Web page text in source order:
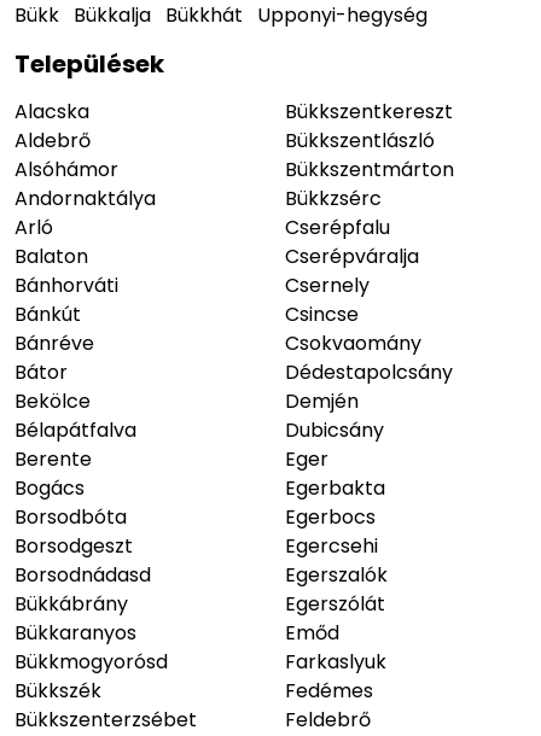
Bükk Bükkalja Bükkhát Upponyi-hegység
Települések
Alacska
Aldebrő
Alsóhámor
Andornaktálya
Arló
Balaton
Bánhorváti
Bánkút
Bánréve
Bátor
Bekölce
Bélapátfalva
Berente
Bogács
Borsodbóta
Borsodgeszt
Borsodnádasd
Bükkábrány
Bükkaranyos
Bükkmogyorósd
Bükkszék
Bükkszenterzsébet
Bükkszentkereszt
Bükkszentlászló
Bükkszentmárton
Bükkzsérc
Cserépfalu
Cserépváralja
Csernely
Csincse
Csokvaomány
Dédestapolcsány
Demjén
Dubicsány
Eger
Egerbakta
Egerbocs
Egercsehi
Egerszalók
Egerszólát
Emőd
Farkaslyuk
Fedémes
Feldebrő